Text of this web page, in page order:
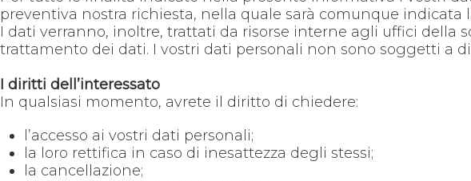
preventiva nostra richiesta, nella quale sarà comunque
I dati verranno, inoltre, trattati da risorse interne agli uffici della
trattamento dei dati. I vostri dati personali non sono soggetti a
I diritti dell’interessato
In qualsiasi momento, avrete il diritto di chiedere:
l’accesso ai vostri dati personali;
la loro rettifica in caso di inesattezza degli stessi;
la cancellazione;